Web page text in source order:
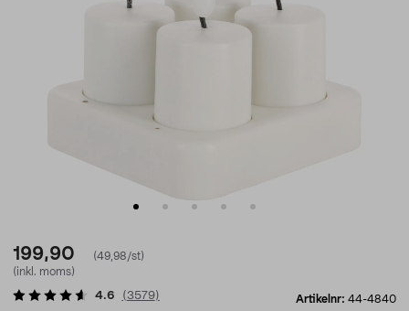
199,90
(49,98/st)
(inkl. moms)
Artikelnr: 44-4840
4.6 (3579)